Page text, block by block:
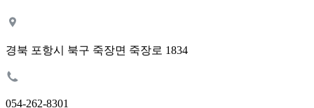
경북 포항시 북구 죽장면 죽장로 1834
054-262-8301